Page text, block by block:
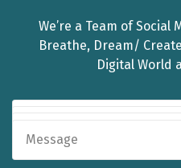
We’re a Team of
Breathe, Dream/
Digital World